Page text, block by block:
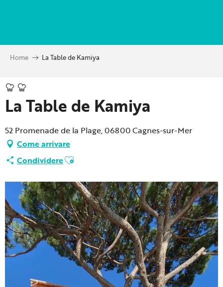
principal
Home La Table de Kamiya
La Table de Kamiya
52 Promenade de la Plage, 06800 Cagnes-sur-Mer
Come arrivare
CondividereAjouter aux favoris